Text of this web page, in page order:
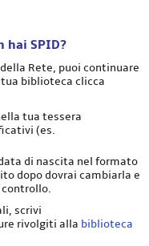
hai SPID?
Rete, puoi continuare
biblioteca clicca
tua tessera
(es.
di nascita nel formato
dopo dovrai cambiarla e
controllo.
scrivi
rivolgiti alla biblioteca